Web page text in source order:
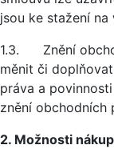
jsou ke stažení
1.3. Znění
měnit či
práva a
znění obchodních
2. Možnosti